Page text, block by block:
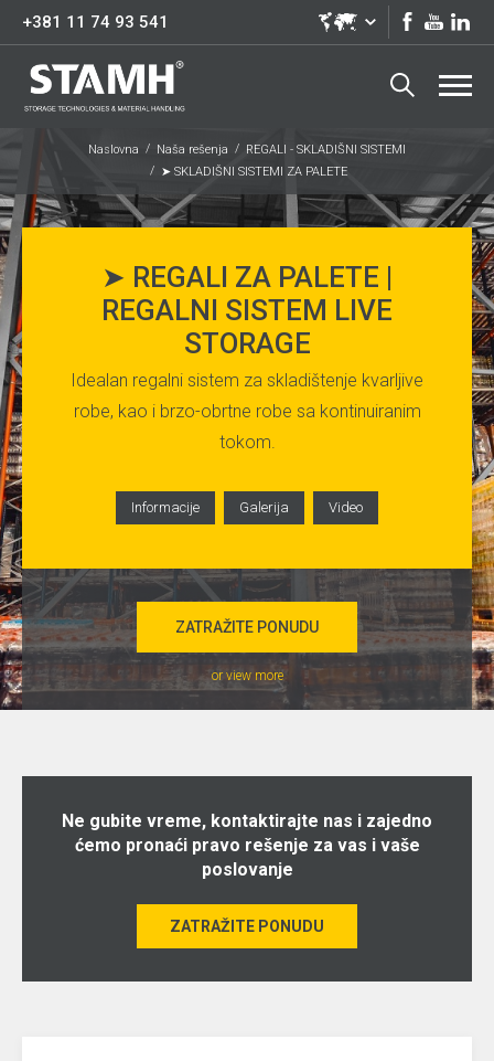
+381 11 74 93 541
Naslovna Naša rešenja
REGALI - SKLADIŠNI SISTEMI
➤ SKLADIŠNI SISTEMI ZA PALETE
➤ REGALI ZA PALETE |
REGALNI SISTEM LIVE
STORAGE
Idealan regalni sistem za skladištenje kvarljive
robe, kao i brzo-obrtne robe sa kontinuiranim
tokom.
Informacije Galerija Video
ZATRAŽITE PONUDU
or view more
Ne gubite vreme, kontaktirajte nas i zajedno
ćemo pronaći pravo rešenje za vas i vaše
poslovanje
ZATRAŽITE PONUDU